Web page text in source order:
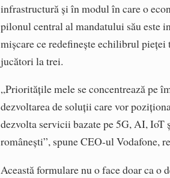
infrastructură și în modul în care o
pilonul central al mandatului său este
mișcare ce redefinește echilibrul
jucători la trei.
„Prioritățile mele se concentrează pe
dezvoltarea de soluții care vor
dezvolta servicii bazate pe 5G, AI,
românești”, spune CEO-ul Vodafone,
Această formulare nu o face doar ca o